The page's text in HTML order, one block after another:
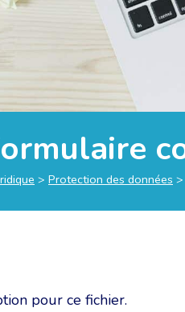
> Protection des données >
pour ce fichier.